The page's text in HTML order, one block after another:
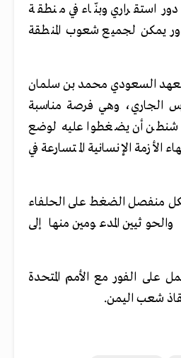
دور استقراري وبنّاء في منطقة
يمكن لجميع شعوب المنطقة
العهد السعودي محمد بن سلمان
بين 19 و22 مارس الجاري، وهي فرصة مناسبة
أن يضغطوا عليه لوضع
الأزمة الإنسانية المتسارعة في
منفصل الضغط على الحلفاء
والحوثيين المدعومين منها إلى
على الفور مع الأمم المتحدة
شعب اليمن.